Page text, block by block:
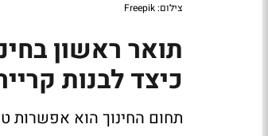
צילום: Freepik
תואר ראשון
כיצד לבנות
תחום החינוך הוא אפשרות